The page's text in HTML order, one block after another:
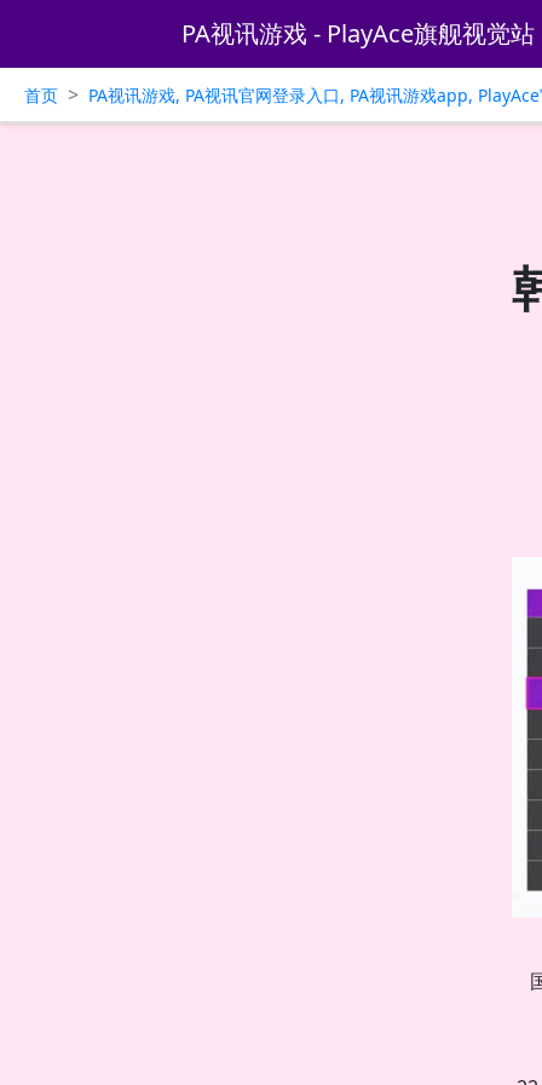
PA视讯游戏 - PlayAce旗舰视觉站
首页 > PA视讯游戏, PA视讯官网登录入口, PA视讯游戏app,